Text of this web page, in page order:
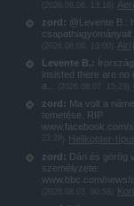
zord: @Levente B.:
csapathagyományait
Levente B.:
insisted there are no
a...
zord: Ma volt a
temetése. RIP
www.facebook.com/
Helikopter-
zord: Dán és görög
személyzete:
www.bbc.com/news/